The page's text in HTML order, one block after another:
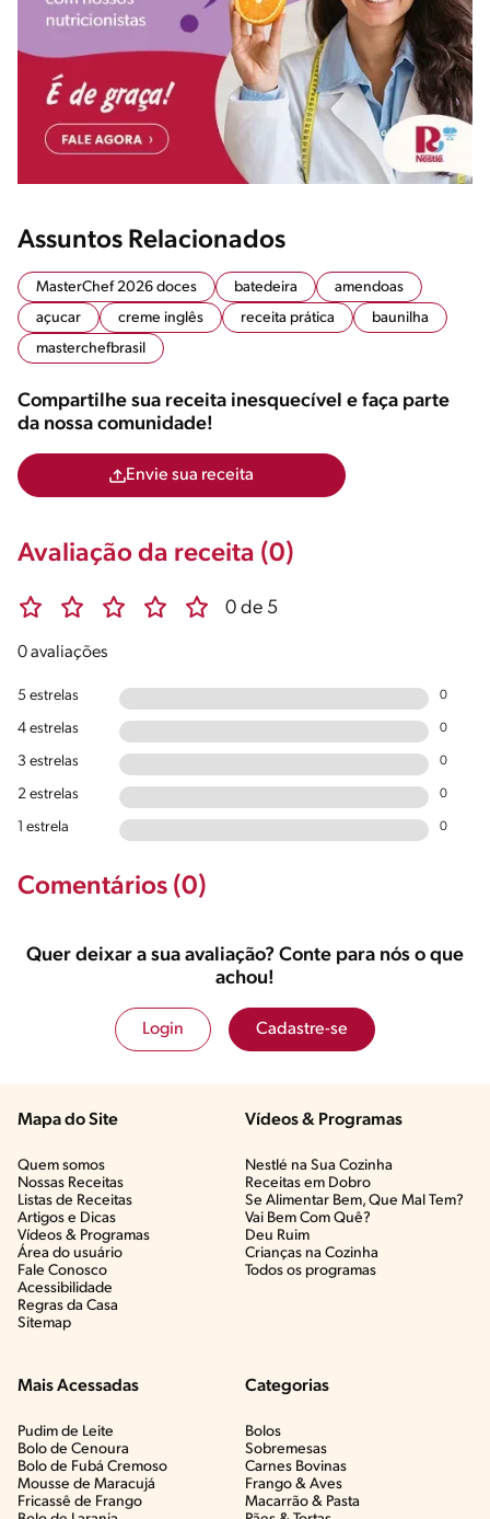
Assuntos Relacionados
MasterChef 2026 doces batedeira
amendoas
açucar
creme inglês receita prática
baunilha
masterchefbrasil
Compartilhe sua receita inesquecível e faça parte
da nossa comunidade!
Envie sua receita
Avaliação da receita (0)
0 de 5
0 avaliações
5 estrelas 0
4 estrelas 0
3 estrelas 0
2 estrelas 0
1 estrela 0
Comentários (0)
Quer deixar a sua avaliação? Conte para nós o que
achou!
Login Cadastre-se
Mapa do Site
Quem somos
Nossas Receitas
Listas de Receitas​
Artigos e Dicas​
Vídeos & Programas​
Área do usuário
Fale Conosco
Acessibilidade
Regras da Casa
Sitemap
Vídeos & Programas​
Nestlé na Sua Cozinha
Receitas em Dobro
Se Alimentar Bem, Que Mal Tem?​
Vai Bem Com Quê?​
Deu Ruim​
Crianças na Cozinha​
Todos os programas
Mais Acessadas
Pudim de Leite
Bolo de Cenoura
Bolo de Fubá Cremoso
Mousse de Maracujá
Fricassê de Frango
Categorias
Bolos
Sobremesas
Carnes Bovinas​
Frango & Aves​
Macarrão & Pasta​